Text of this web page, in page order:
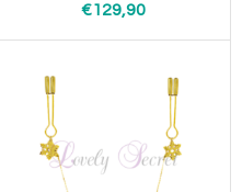
€129,90